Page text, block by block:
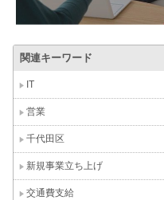
関連キーワード
IT
営業
千代田区
新規事業立ち上げ
交通費支給